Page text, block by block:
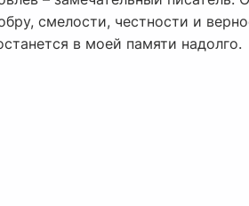
смелости, честности и
в моей памяти надолго.